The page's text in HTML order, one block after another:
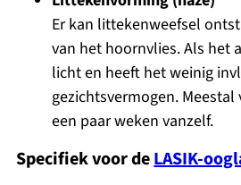
Er kan littekenweefsel
van het hoornvlies. Als het
licht en heeft het weinig
gezichtsvermogen.
een paar weken vanzelf.
Specifiek voor deLASIK-